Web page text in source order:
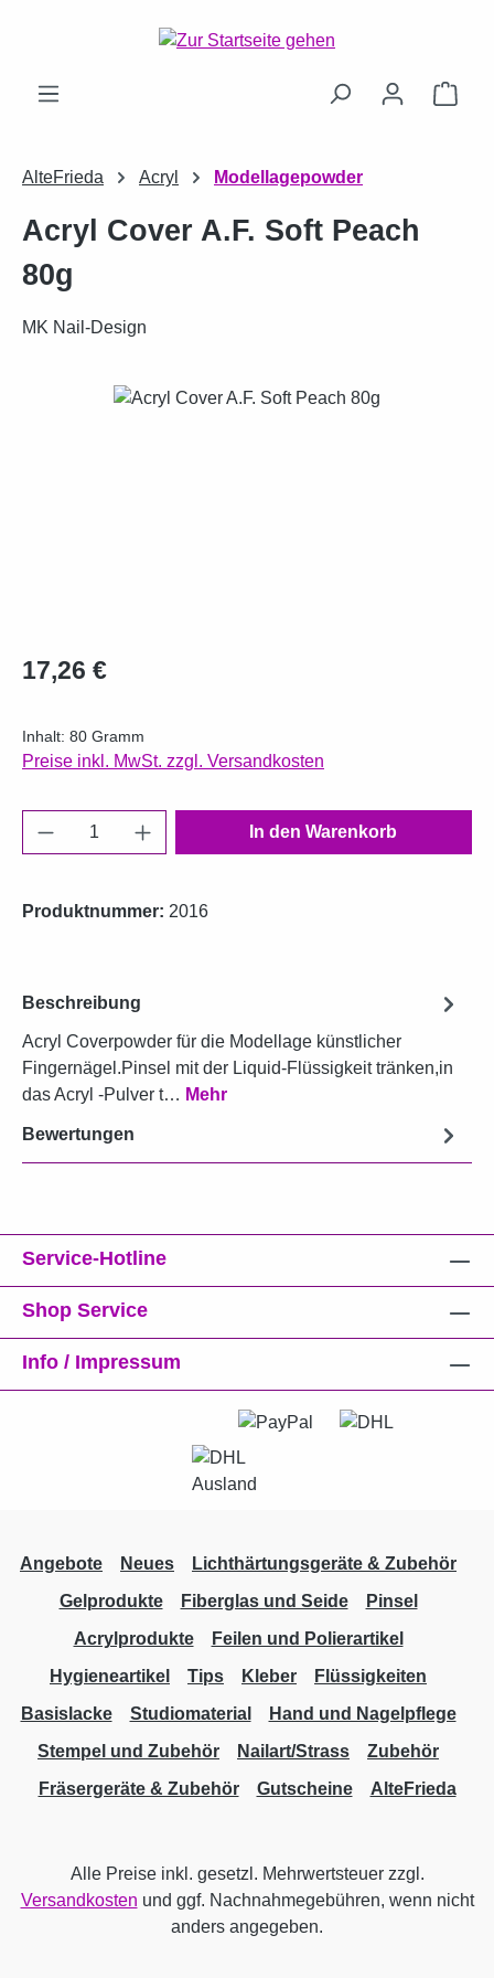
Zum Hauptinhalt springen
AlteFrieda Acryl Modellagepowder
Acryl Cover A.F. Soft Peach
80g
MK Nail-Design
Bildergalerie überspringen
Regulärer Preis:
17,26 €
Inhalt: 80 Gramm
Preise inkl. MwSt. zzgl. Versandkosten
Produkt Anzahl: Gib den gewünschten
In den Warenkorb
Produktnummer: 2016
Beschreibung
Acryl Coverpowder für die Modellage künstlicher
Fingernägel.Pinsel mit der Liquid-Flüssigkeit tränken,in
das Acryl -Pulver t… Mehr
Bewertungen
Service-Hotline
Shop Service
Info / Impressum
Angebote Neues
Lichthärtungsgeräte & Zubehör
Gelprodukte
Fiberglas und Seide
Pinsel
Acrylprodukte
Feilen und Polierartikel
Hygieneartikel
Tips Kleber
Flüssigkeiten
Basislacke
Studiomaterial
Hand und Nagelpflege
Stempel und Zubehör
Nailart/Strass
Zubehör
Fräsergeräte & Zubehör
Gutscheine AlteFrieda
Alle Preise inkl. gesetzl. Mehrwertsteuer zzgl.
Versandkosten und ggf. Nachnahmegebühren, wenn nicht
anders angegeben.